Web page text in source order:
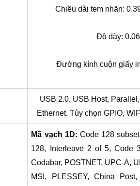
Chiều dài tem nhãn:
Độ dày:
Đường kính cuộn giấy
USB 2.0, USB Host,
Ethernet. Tùy chọn GPIO,
Mã vạch 1D: Code 128
128, Interleave 2 of 5, Code
Codabar, POSTNET, UPC-A,
MSI, PLESSEY, China